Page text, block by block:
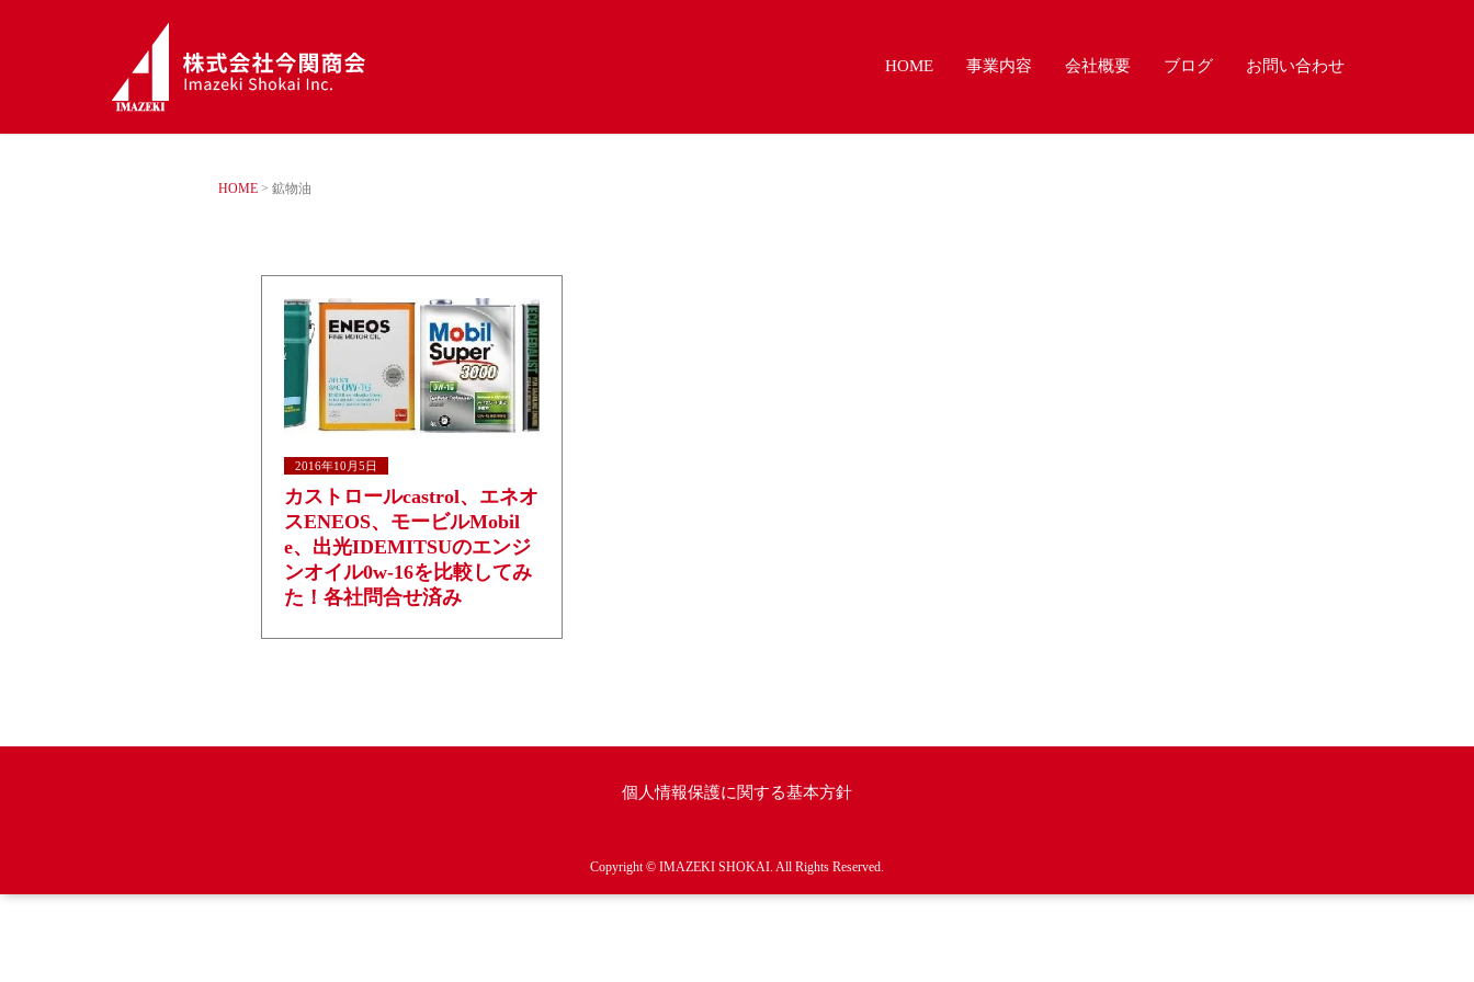
HOME 事業内容 会社概要 ブログ お問い合わせ
HOME >鉱物油
2016年10月5日
カストロールcastrol、エネオ
スENEOS、モービルMobil
e、出光IDEMITSUのエンジ
ンオイル0w-16を比較してみ
た！各社問合せ済み
個人情報保護に関する基本方針
Copyright © IMAZEKI SHOKAI. All Rights Reserved.